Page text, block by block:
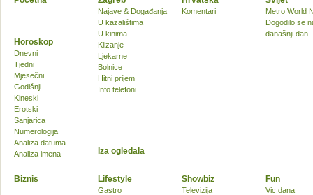
Najave & Događanja
U kazalištima
U kinima
Klizanje
Ljekarne
Bolnice
Hitni prijem
Info telefoni
Komentari
Metro World
Dogodilo se
današnji dan
Biznis Lifestyle
Gastro
Showbiz
Televizija
Fun
Vic dana
Horoskop
Dnevni
Tjedni
Mjesečni
Godišnji
Kineski
Erotski
Sanjarica
Numerologija
Analiza datuma
Analiza imena
Iza ogledala